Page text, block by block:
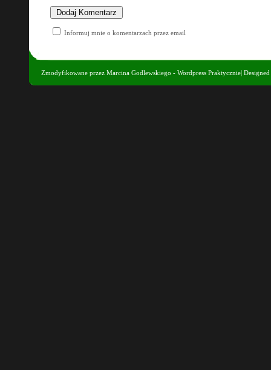
Informuj mnie o komentarzach przez email
Zmodyfikowane przez Marcina Godlewskiego - Wordpress Praktycznie|